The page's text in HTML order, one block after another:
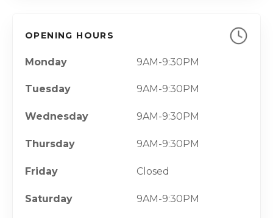
OPENING HOURS
Monday 9AM-9:30PM
Tuesday 9AM-9:30PM
Wednesday 9AM-9:30PM
Thursday 9AM-9:30PM
Friday Closed
Saturday 9AM-9:30PM